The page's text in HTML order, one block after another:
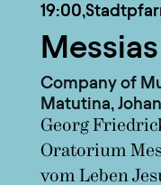
19:00,
Messias
Company of
Matutina,
Georg
Oratorium
vom Leben